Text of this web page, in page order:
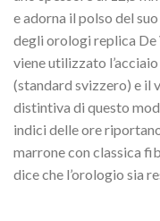
e adorna il polso del
degli orologi replica
viene utilizzato
(standard svizzero) e il
distintiva di questo
indici delle ore
marrone con classica
dice che l’orologio sia